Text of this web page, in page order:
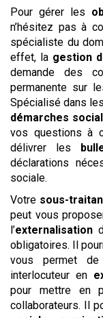
Pour gérer les
n’hésitez pas à
spécialiste du
effet, la gestion
demande des
permanente sur
Spécialisé dans
démarches
vos questions à
délivrer les
déclarations
sociale.
Votre sous-
peut vous
l’externalisation
obligatoires. Il
vous permet de
interlocuteur en
pour mettre en
collaborateurs. Il